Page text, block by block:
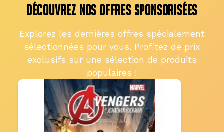
DÉCOUVREZ NOS OFFRES SPONSORISÉES
Explorez les dernières offres spécialement
sélectionnées pour vous. Profitez de prix
exclusifs sur une sélection de produits
populaires !